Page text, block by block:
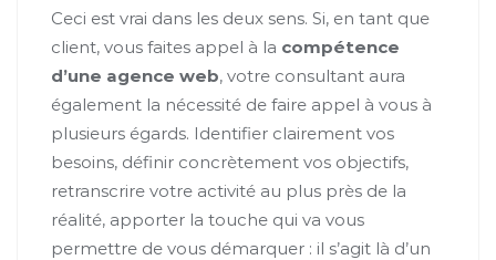
Ceci est vrai dans les deux sens. Si, en tant que
client, vous faites appel à la compétence
d’une agence web, votre consultant aura
également la nécessité de faire appel à vous à
plusieurs égards. Identifier clairement vos
besoins, définir concrètement vos objectifs,
retranscrire votre activité au plus près de la
réalité, apporter la touche qui va vous
permettre de vous démarquer : il s’agit là d’un